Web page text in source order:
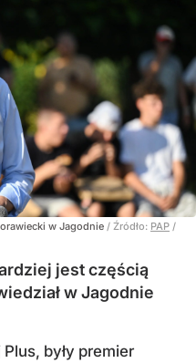
w Jagodnie / Źródło: PAP /
jest częścią
w Jagodnie
były premier